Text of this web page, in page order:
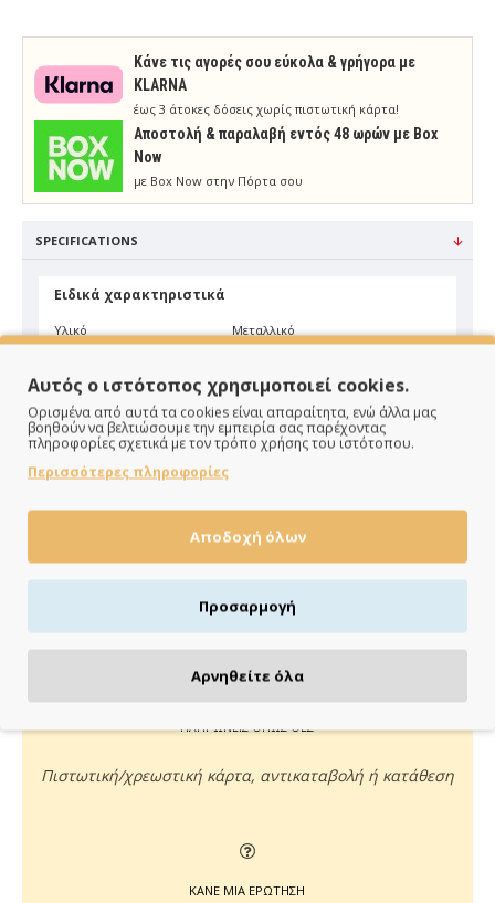
Κάνε τις αγορές σου εύκολα & γρήγορα με
KLARNA
έως 3 άτοκες δόσεις χωρίς πιστωτική κάρτα!
Aποστολή & παραλαβή εντός 48 ωρών με Box
Now
με Box Now στην Πόρτα σου
SPECIFICATIONS
Ειδικά χαρακτηριστικά
Υλικό Μεταλλικό
ΠΑΡΑΔΙΔΟΥΜΕ ΓΡΗΓΟΡΑ
ημέρες
ΠΛΗΡΩΝΕΙΣ ΟΠΩΣ ΘΕΣ
Πιστωτική/χρεωστική κάρτα, αντικαταβολή ή κατάθεση
ΚΑΝΕ ΜΙΑ ΕΡΩΤΗΣΗ
Αυτός ο ιστότοπος χρησιμοποιεί cookies.
Ορισμένα από αυτά τα cookies είναι απαραίτητα, ενώ άλλα μας
βοηθούν να βελτιώσουμε την εμπειρία σας παρέχοντας
πληροφορίες σχετικά με τον τρόπο χρήσης του ιστότοπου.
Περισσότερες πληροφορίες
Αποδοχή όλων
Προσαρμογή
Αρνηθείτε όλα